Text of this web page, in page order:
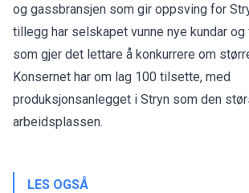
og gassbransjen som gir oppsving for
tillegg har selskapet vunne nye kundar
som gjer det lettare å konkurrere om
Konsernet har om lag 100 tilsette, med
produksjonsanlegget i Stryn som den
arbeidsplassen.
LES OGSÅ